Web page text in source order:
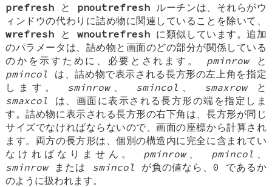
prefresh と pnoutrefreshルーチンは、それらがウ
ィンドウの代わりに詰め物に関連していることを除いて、
wrefresh と wnoutrefreshに類似しています。追加
のパラメータは、詰め物と画面のどの部分が関係している
のかを示すために、必要とされます。 pminrowと
pmincol
は、詰め物で表示される長方形の左上角を指定
します。 sminrow、 smincol smaxrowと
smaxcol
は、画面に表示される長方形の端を指定しま
す。詰め物に表示される長方形の右下角は、長方形が同じ
サイズでなければならないので、画面の座標から計算され
ます。両方の長方形は、個別の構造内に完全に含まれてい
なければなりません。 pminrow、 pmincol
sminrowまたは smincol が負の値なら、0 であるか
のように扱われます。